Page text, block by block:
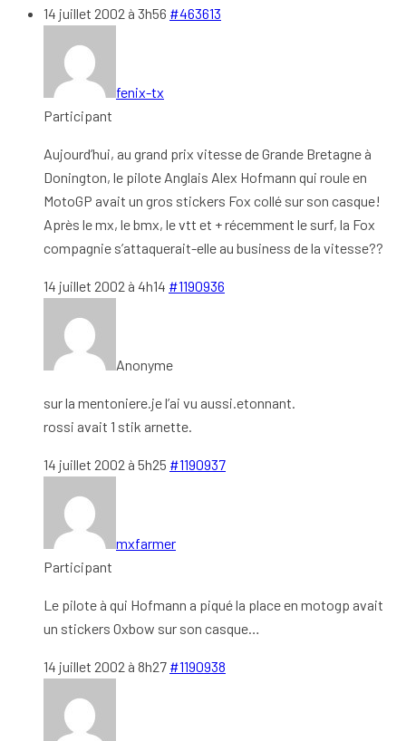
14 juillet 2002 à 3h56 #463613
fenix-tx
Participant
Aujourd’hui, au grand prix vitesse de Grande Bretagne à
Donington, le pilote Anglais Alex Hofmann qui roule en
MotoGP avait un gros stickers Fox collé sur son casque!
Après le mx, le bmx, le vtt et + récemment le surf, la Fox
compagnie s’attaquerait-elle au business de la vitesse??
14 juillet 2002 à 4h14 #1190936
Anonyme
sur la mentoniere.je l’ai vu aussi.etonnant.
rossi avait 1 stik arnette.
14 juillet 2002 à 5h25 #1190937
mxfarmer
Participant
Le pilote à qui Hofmann a piqué la place en motogp avait
un stickers Oxbow sur son casque…
14 juillet 2002 à 8h27 #1190938